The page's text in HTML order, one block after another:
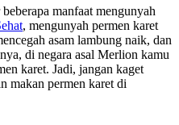
manfaat mengunyah
, mengunyah permen karet
asam lambung naik, dan
di negara asal Merlion kamu
karet. Jadi, jangan kaget
makan permen karet di